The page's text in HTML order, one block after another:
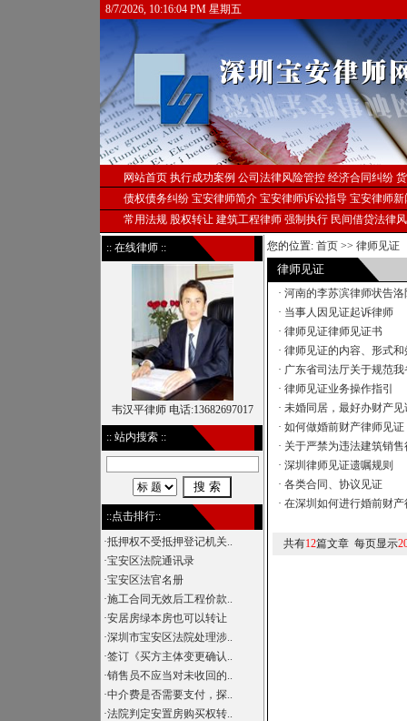
8/7/2026, 10:16:05 PM 星期五
网站首页 执行成功案例 公司法律风险管控 经济合同纠纷
债权债务纠纷 宝安律师简介 宝安律师诉讼指导 宝安律师新
常用法规 股权转让 建筑工程律师 强制执行 民间借贷法律
:: 在线律师 ::
经济案件专家
:: 站内搜索 ::
::点击排行::
·抵押权不受抵押登记机关..
·宝安区法院通讯录
·宝安区法官名册
·施工合同无效后工程价款..
·安居房绿本房也可以转让
·深圳市宝安区法院处理涉..
·签订《买方主体变更确认..
·销售员不应当对未收回的..
·中介费是否需要支付，探..
·法院判定安置房购买权转..
您的位置: 首页 >> 律师见证
律师见证
· 河南的李苏滨律师状告
· 当事人因见证起诉律师
· 律师见证律师见证书
· 律师见证的内容、形式
· 广东省司法厅关于规范
· 律师见证业务操作指引
· 未婚同居，最好办财产见
· 如何做婚前财产律师见证
· 关于严禁为违法建筑销
· 深圳律师见证遗嘱规则
· 各类合同、协议见证
· 在深圳如何进行婚前财
共有12篇文章 每页显示